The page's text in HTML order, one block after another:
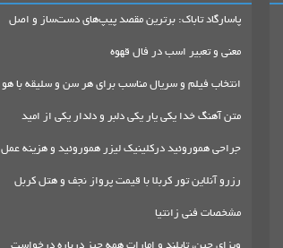
پاسارگاد تاباک: برترین مقصد پیپ‌های دست‌ساز و اصل
معنی و تعبیر اسب در فال قهوه
انتخاب فیلم و سریال مناسب برای هر سن و سلیقه با هو
متن آهنگ خدا یکی یار یکی دلبر و دلدار یکی از امید
جراحی هموروئید درکلینیک لیزر هموروئید و هزینه عمل
رزرو آنلاین تور کربلا با قیمت پرواز نجف و هتل کربل
مشخصات فنی زانتیا